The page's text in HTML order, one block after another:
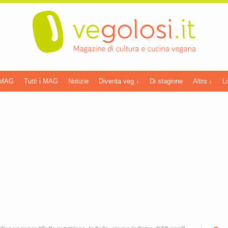
Tutti i MAG Notizie Diventa veg ↓ Di stagione Altro ↓